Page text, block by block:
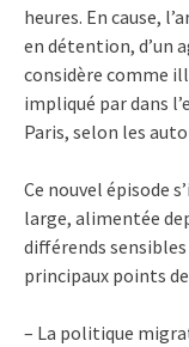
heures. En cause,
en détention, d’un
considère comme
impliqué par dans
Paris, selon les
Ce nouvel épisode
large, alimentée
différends
principaux points
– La politique